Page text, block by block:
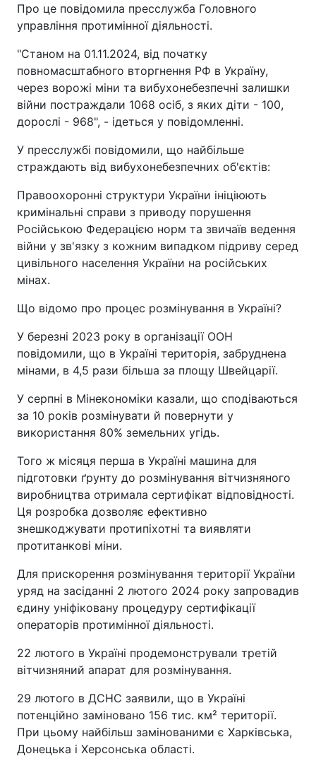
Про це повідомила пресслужба Головного
управління протимінної діяльності.
"Станом на 01.11.2024, від початку
повномасштабного вторгнення РФ в Україну,
через ворожі міни та вибухонебезпечні залишки
війни постраждали 1068 осіб, з яких діти - 100,
дорослі - 968", - ідеться у повідомленні.
У пресслужбі повідомили, що найбільше
страждають від вибухонебезпечних об'єктів:
Правоохоронні структури України ініціюють
кримінальні справи з приводу порушення
Російською Федерацією норм та звичаїв ведення
війни у зв'язку з кожним випадком підриву серед
цивільного населення України на російських
мінах.
Що відомо про процес розмінування в Україні?
У березні 2023 року в організації ООН
повідомили, що в Україні територія, забруднена
мінами, в 4,5 рази більша за площу Швейцарії.
У серпні в Мінекономіки казали, що сподіваються
за 10 років розмінувати й повернути у
використання 80% земельних угідь.
Того ж місяця перша в Україні машина для
підготовки ґрунту до розмінування вітчизняного
виробництва отримала сертифікат відповідності.
Ця розробка дозволяє ефективно
знешкоджувати протипіхотні та виявляти
протитанкові міни.
Для прискорення розмінування території України
уряд на засіданні 2 лютого 2024 року запровадив
єдину уніфіковану процедуру сертифікації
операторів протимінної діяльності.
22 лютого в Україні продемонстрували третій
вітчизняний апарат для розмінування.
29 лютого в ДСНС заявили, що в Україні
потенційно заміновано 156 тис. км² території.
При цьому найбільш замінованими є Харківська,
Донецька і Херсонська області.